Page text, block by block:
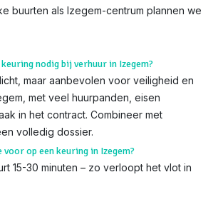
buurten als Izegem-centrum plannen we
nodig bij verhuur in Izegem?
maar aanbevolen voor veiligheid en
met veel huurpanden, eisen
in het contract. Combineer met
volledig dossier.
op een keuring in Izegem?
15-30 minuten – zo verloopt het vlot in